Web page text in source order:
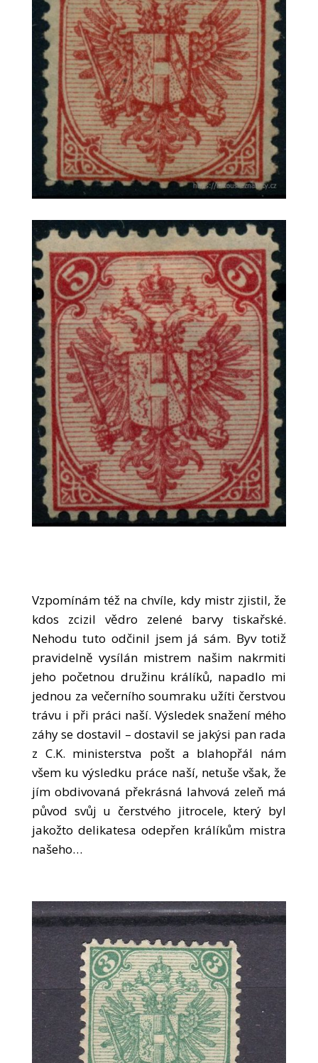
Vzpomínám též na chvíle, kdy mistr zjistil, že
kdos zcizil vědro zelené barvy tiskařské.
Nehodu tuto odčinil jsem já sám. Byv totiž
pravidelně vysílán mistrem našim nakrmiti
jeho početnou družinu králíků, napadlo mi
jednou za večerního soumraku užíti čerstvou
trávu i při práci naší. Výsledek snažení mého
záhy se dostavil – dostavil se jakýsi pan rada
z C.K. ministerstva pošt a blahopřál nám
všem ku výsledku práce naší, netuše však, že
jím obdivovaná překrásná lahvová zeleň má
původ svůj u čerstvého jitrocele, který byl
jakožto delikatesa odepřen králíkům mistra
našeho…